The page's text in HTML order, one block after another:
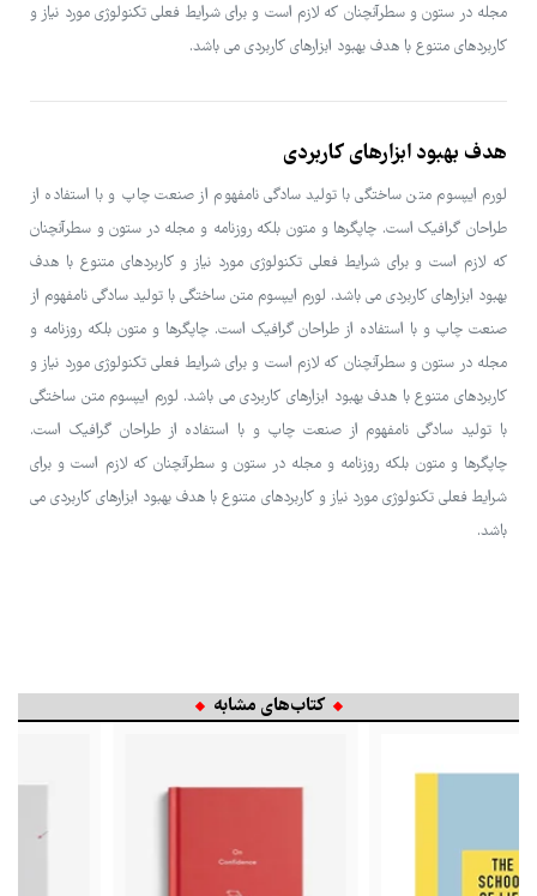
مجله در ستون و سطرآنچنان که لازم است و برای شرایط فعلی تکنولوژی مورد نیاز و
کاربردهای متنوع با هدف بهبود ابزارهای کاربردی می باشد.
هدف بهبود ابزارهای کاربردی
لورم ایپسوم متن ساختگی با تولید سادگی نامفهوم از صنعت چاپ و با استفاده از
طراحان گرافیک است. چاپگرها و متون بلکه روزنامه و مجله در ستون و سطرآنچنان
که لازم است و برای شرایط فعلی تکنولوژی مورد نیاز و کاربردهای متنوع با هدف
بهبود ابزارهای کاربردی می باشد. لورم ایپسوم متن ساختگی با تولید سادگی نامفهوم از
صنعت چاپ و با استفاده از طراحان گرافیک است. چاپگرها و متون بلکه روزنامه و
مجله در ستون و سطرآنچنان که لازم است و برای شرایط فعلی تکنولوژی مورد نیاز و
کاربردهای متنوع با هدف بهبود ابزارهای کاربردی می باشد. لورم ایپسوم متن ساختگی
با تولید سادگی نامفهوم از صنعت چاپ و با استفاده از طراحان گرافیک است.
چاپگرها و متون بلکه روزنامه و مجله در ستون و سطرآنچنان که لازم است و برای
شرایط فعلی تکنولوژی مورد نیاز و کاربردهای متنوع با هدف بهبود ابزارهای کاربردی می
باشد.
کتاب‌های مشابه